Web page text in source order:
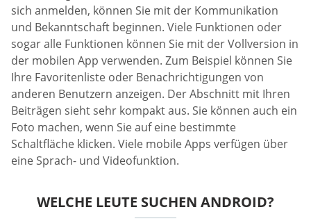
sich anmelden, können Sie mit der Kommunikation
und Bekanntschaft beginnen. Viele Funktionen oder
sogar alle Funktionen können Sie mit der Vollversion in
der mobilen App verwenden. Zum Beispiel können Sie
Ihre Favoritenliste oder Benachrichtigungen von
anderen Benutzern anzeigen. Der Abschnitt mit Ihren
Beiträgen sieht sehr kompakt aus. Sie können auch ein
Foto machen, wenn Sie auf eine bestimmte
Schaltfläche klicken. Viele mobile Apps verfügen über
eine Sprach- und Videofunktion.
WELCHE LEUTE SUCHEN ANDROID?